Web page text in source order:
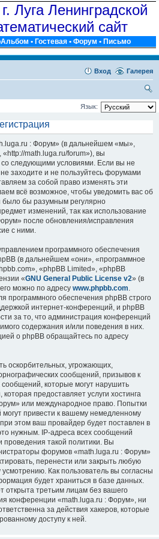
Луга Ленинградской
сайт
• Гостевая • Форум • Письмо
Галерея
Вход
ои
Язык:
: Форум» (в дальнейшем «мы»,
math.luga.ru/forum»), вы
со следующими условиями. Если вы не
заходите и не пользуйтесь форумами
за собой право изменять эти
всё возможное, чтобы уведомить вас об
было бы разумным регулярно
изменений, так как использование
после обновления/исправления
с ними.
программного обеспечения
(в дальнейшем «они», «программное
«phpBB Limited», «phpBB
«GNU General Public License v2» (в
можно по адресу www.phpbb.com.
программного обеспечения phpBB строго
интернет-конференций, и phpBB
за то, что администрация конференций
содержания и/или поведения в них.
о phpBB обращайтесь по адресу
оскорбительных, угрожающих,
сообщений, призывов к
которые могут нарушить
предоставляет услуги хостинга
или международное право. Попытки
привести к вашему немедленному
этом ваш провайдер будет поставлен в
нужным. IP-адреса всех сообщений
проведения такой политики. Вы
форумов «math.luga.ru : Форум»
перенести или закрыть любую
Как пользователь вы согласны
будет храниться в базе данных.
открыта третьим лицам без вашего
конференции «math.luga.ru : Форум», ни
за действия хакеров, которые
доступу к ней.